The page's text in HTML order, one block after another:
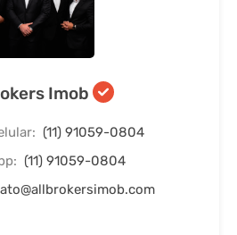
Imob
(11) 91059-0804
(11) 91059-0804